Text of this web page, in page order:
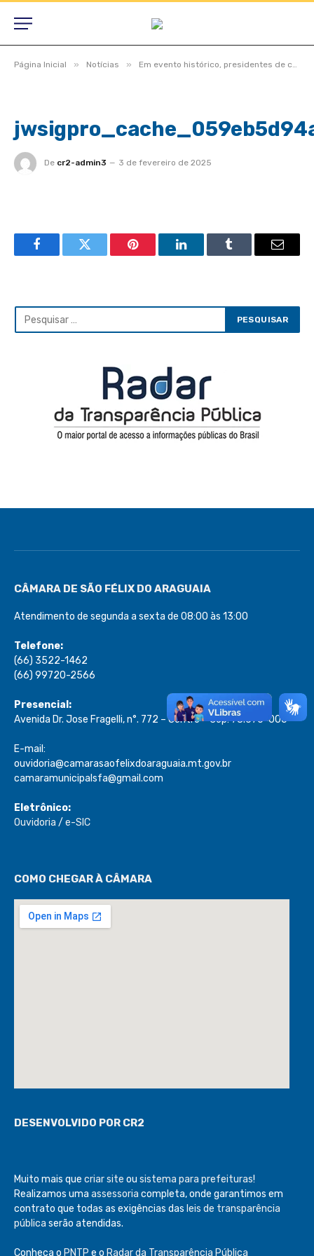
Página Inicial » Notícias » Em evento histórico, presidentes de câmaras lotam auditório do TCE-MT para primeira edição do Interage 2023
De cr2-admin3 3 de fevereiro de 2025
FacebookTwitter Pinterest LinkedInTumblr Email
CÂMARA DE SÃO FÉLIX DO ARAGUAIA
Atendimento de segunda a sexta de 08:00 às 13:00
Telefone:
(66) 3522-1462
(66) 99720-2566
Presencial:
Avenida Dr. Jose Fragelli, n°. 772 – Centro – Cep: 78.670-000
E-mail:
ouvidoria@camarasaofelixdoaraguaia.mt.gov.br
camaramunicipalsfa@gmail.com
Eletrônico:
Ouvidoria / e-SIC
COMO CHEGAR À CÂMARA
DESENVOLVIDO POR CR2
Muito mais que criar site ou sistema para prefeituras!
Realizamos uma assessoria completa, onde garantimos em
contrato que todas as exigências das leis de transparência
pública serão atendidas.
Conheça o PNTP e o Radar da Transparência Pública